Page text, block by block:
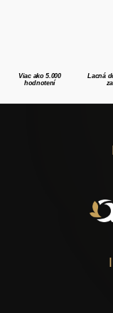
Viac ako 5.000
hodnotení
Lacná